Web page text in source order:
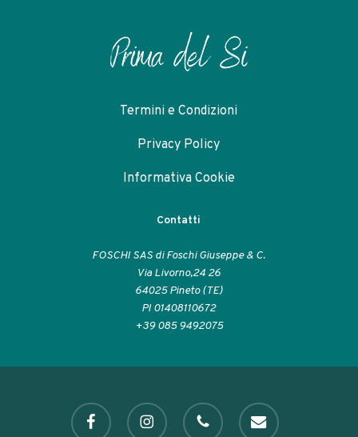
Termini e Condizioni
Privacy Policy
Informativa Cookie
Contatti
FOSCHI SAS di Foschi Giuseppe & C.
Via Livorno,24 26
64025 Pineto (TE)
PI 01408110672
+39 085 9492075
facebook instagram phone email